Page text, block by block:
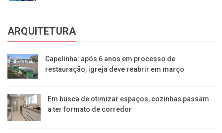
ARQUITETURA
Capelinha: após 6 anos em processo de
restauração, igreja deve reabrir em março
Em busca de otimizar espaços, cozinhas passam
a ter formato de corredor